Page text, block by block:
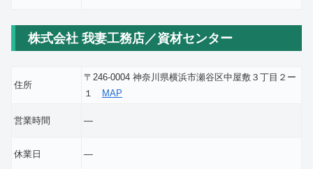
株式会社 我妻工務店／資材センター
住所
〒246-0004 神奈川県横浜市瀬谷区中屋敷３丁目２ー
１
MAP
営業時間 ―
休業日 ―